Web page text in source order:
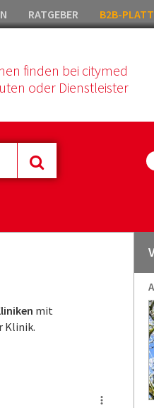
RATGEBER B2B-
finden bei citymed
oder Dienstleister
mit
Klinik.